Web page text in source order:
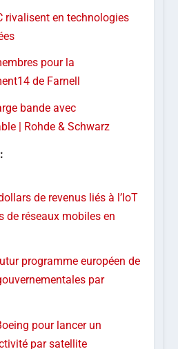
rivalisent en technologies
pour la
de Farnell
bande avec
| Rohde & Schwarz
de revenus liés à l’IoT
de réseaux mobiles en
programme européen de
par
pour lancer un
par satellite